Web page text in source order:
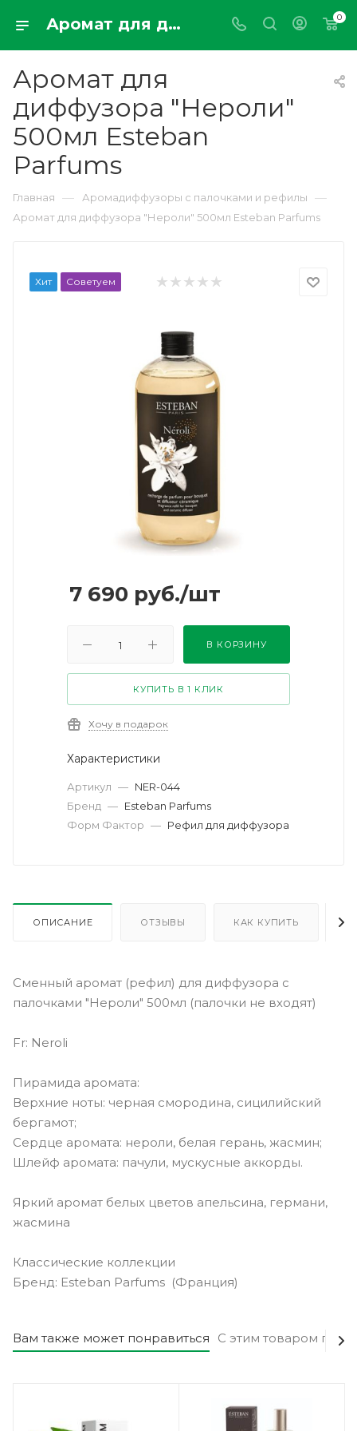
Аромат для диффузора "Нероли" 500мл Esteban Parfums 0
Аромат для
диффузора "Нероли"
500мл Esteban
Parfums
Главная — Аромадиффузоры с палочками и рефилы —
Аромат для диффузора "Нероли" 500мл Esteban Parfums
Хит Советуем
7 690 руб./шт
В КОРЗИНУ
КУПИТЬ В 1 КЛИК
Хочу в подарок
Характеристики
Артикул — NER-044
Бренд — Esteban Parfums
Форм Фактор — Рефил для диффузора
ОПИСАНИЕ ОТЗЫВЫ КАК КУПИТЬ
Сменный аромат (рефил) для диффузора с
палочками "Нероли" 500мл (палочки не входят)
Fr: Neroli
Пирамида аромата:
Верхние ноты: черная смородина, сицилийский
бергамот;
Сердце аромата: нероли, белая герань, жасмин;
Шлейф аромата: пачули, мускусные аккорды.
Яркий аромат белых цветов апельсина, германи,
жасмина
Классические коллекции
Бренд: Esteban Parfums (Франция)
Вам также может понравиться С этим товаром